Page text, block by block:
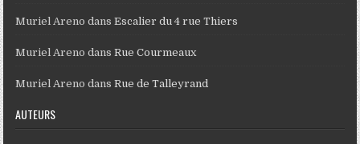
Muriel Areno dansEscalier du 4 rue Thiers
Muriel Areno dansRue Courmeaux
Muriel Areno dansRue de Talleyrand
AUTEURS